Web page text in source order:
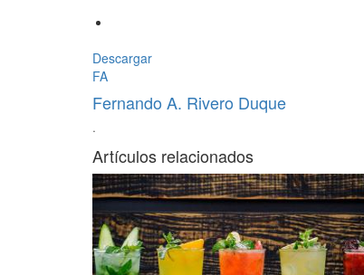
Descargar
FA
Fernando A. Rivero Duque
·
Artículos relacionados